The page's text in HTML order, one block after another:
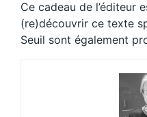
Ce cadeau de l’éditeur
(re)découvrir ce texte
Seuil sont également